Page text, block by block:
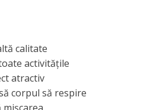
calitate
activitățile
atractiv
corpul să respire